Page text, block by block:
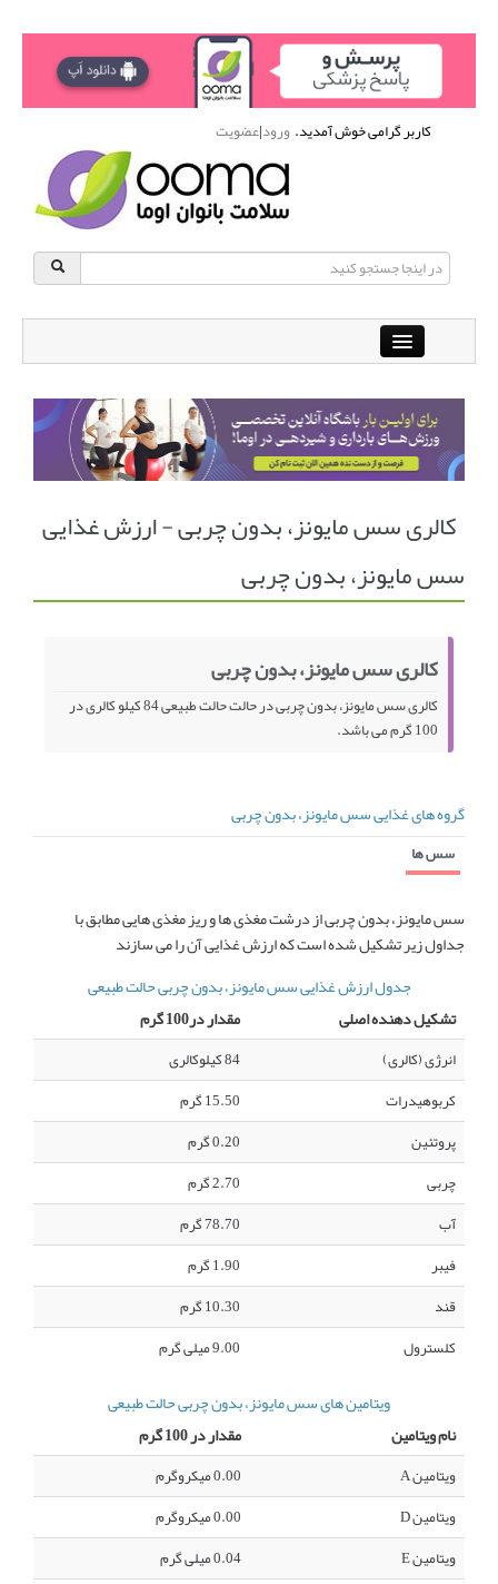
کاربر گرامی خوش آمدید.ورود|عضویت
باشگاه آنلاین ورزشی اوما
دانشنامه سلامت بانوان پرسش و پاسخ
انجمن متخصصین زنان و اوما انتخاب نام کودک
فهرست مواد غذایی اپلیکیشن بارداری و کودک اوما
کالری سس مایونز، بدون چربی - ارزش غذایی
سس مایونز، بدون چربی
کالری سس مایونز، بدون چربی
کالری سس مایونز، بدون چربی در حالت حالت طبیعی 84 کیلو کالری در
100 گرم می باشد.
گروه های غذایی سس مایونز، بدون چربی
سس ها
سس مایونز، بدون چربی از درشت مغذی ها و ریز مغذی هایی مطابق با
جداول زیر تشکیل شده است که ارزش غذایی آن را می سازند
جدول ارزش غذایی سس مایونز، بدون چربی حالت طبیعی
تشکیل دهنده اصلی
مقدار در100 گرم
انرژی (کالری)
84 کیلوکالری
کربوهیدرات
15.50 گرم
پروتئین
0.20 گرم
چربی
2.70 گرم
آب
78.70 گرم
فیبر
1.90 گرم
قند
10.30 گرم
کلسترول
9.00 میلی گرم
ویتامین های سس مایونز، بدون چربی حالت طبیعی
نام ویتامین
مقدار در 100 گرم
ویتامین A
0.00 میکروگرم
ویتامین D
0.00 میکروگرم
ویتامین E
0.04 میلی گرم